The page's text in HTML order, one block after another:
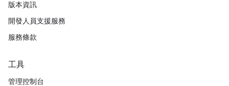
版本資訊
開發人員支援服務
服務條款
工具
管理控制台